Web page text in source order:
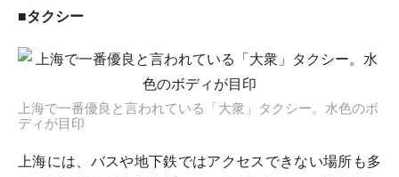
■タクシー
上海で一番優良と言われている「大衆」タクシー。水色のボ
ディが目印
上海には、バスや地下鉄ではアクセスできない場所も多